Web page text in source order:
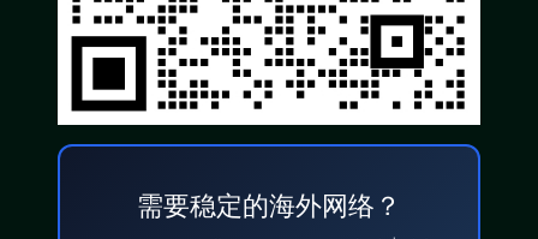
需要稳定的海外网络？